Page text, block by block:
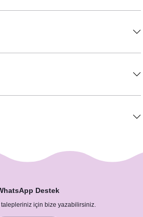
Destek
için bize yazabilirsiniz.